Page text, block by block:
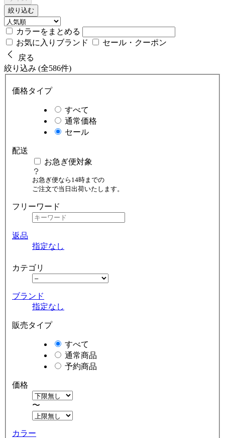
絞り込む
カラーをまとめる
お気に入りブランド
セール・クーポン
戻る
絞り込み (全586件)
価格タイプ
すべて
通常価格
セール
配送
お急ぎ便対象
お急ぎ便なら14時までの
ご注文で当日出荷いたします。
フリーワード
返品
指定なし
カテゴリ
ブランド
指定なし
販売タイプ
すべて
通常商品
予約商品
価格
〜
カラー